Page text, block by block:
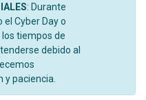
: Durante
Cyber Day o
tiempos de
debido al
paciencia.